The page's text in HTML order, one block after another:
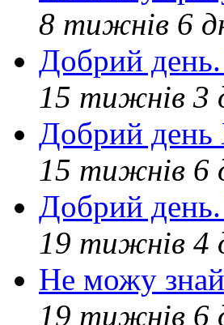
8 тижнів 6
Добрий
15 тижнів 3
Добрий день
15 тижнів 6
Добрий
19 тижнів 4
Не можу
19 тижнів 6